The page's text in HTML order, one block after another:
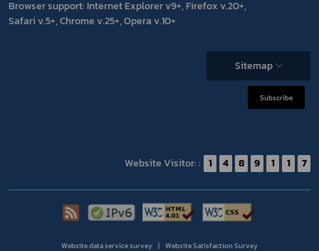
Browser support: Internet Explorer v9+, Firefox v.20+,
Safari v.5+, Chrome v.25+, Opera v.10+
Sitemap
Subscribe
Website Visitor: : 1 4 8 9 1 1 7
Website data service survey Website Satisfaction Survey